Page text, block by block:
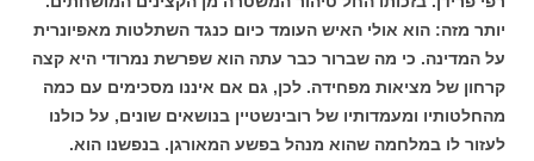
יותר מזה: הוא אולי האיש העומד כיום כנגד השתלטות מאפיונרית
על המדינה. כי מה שברור כבר עתה הוא שפרשת נמרודי היא קצה
קרחון של מציאות מפחידה. לכן, גם אם איננו מסכימים עם כמה
מהחלטותיו ומעמדותיו של רובינשטיין בנושאים שונים, על כולנו
לעזור לו במלחמה שהוא מנהל בפשע המאורגן. בנפשנו הוא.